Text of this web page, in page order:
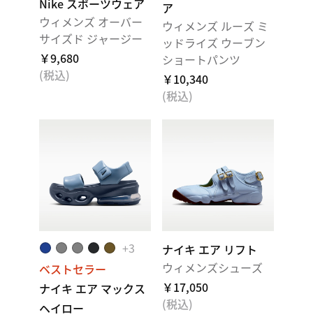
Nike スポーツウェア
ウィメンズ オーバー
サイズド ジャージー
￥9,680
(税込)
ア
ウィメンズ ルーズ ミ
ッドライズ ウーブン
ショートパンツ
￥10,340
(税込)
+3
ベストセラー
ナイキ エア マックス
ヘイロー
ナイキ エア リフト
ウィメンズシューズ
￥17,050
(税込)